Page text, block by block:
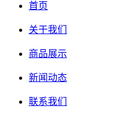
首页
关于我们
商品展示
新闻动态
联系我们